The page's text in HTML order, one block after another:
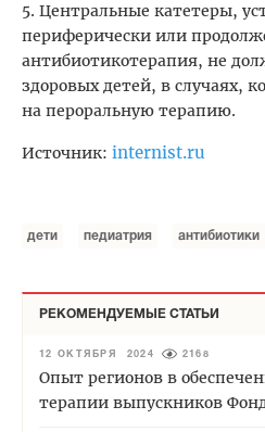
5. Центральные катетеры,
периферически или
антибиотикотерапия, не
здоровых детей, в случаях,
на пероральную терапию.
Источник: internist.ru
дети педиатрия антибиотики
РЕКОМЕНДУЕМЫЕ СТАТЬИ
12 ОКТЯБРЯ 2024 2168
Опыт регионов в
терапии выпускников